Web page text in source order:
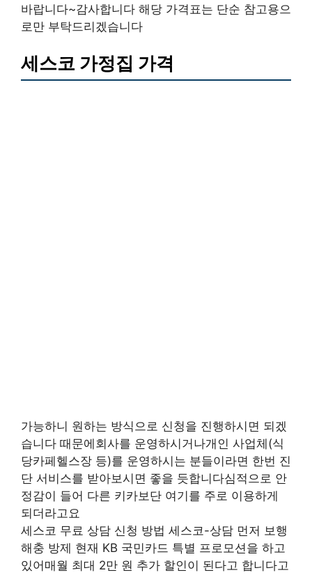
바랍니다~감사합니다 해당 가격표는 단순 참고용으
로만 부탁드리겠습니다
세스코 가정집 가격
가능하니 원하는 방식으로 신청을 진행하시면 되겠
습니다 때문에회사를 운영하시거나개인 사업체(식
당카페헬스장 등)를 운영하시는 분들이라면 한번 진
단 서비스를 받아보시면 좋을 듯합니다심적으로 안
정감이 들어 다른 키카보단 여기를 주로 이용하게
되더라고요
세스코 무료 상담 신청 방법 세스코-상담 먼저 보행
해충 방제 현재 KB 국민카드 특별 프로모션을 하고
있어매월 최대 2만 원 추가 할인이 된다고 합니다고